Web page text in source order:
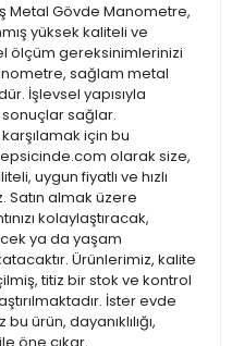
Metal Gövde Manometre,
yüksek kaliteli ve
ölçüm gereksinimlerinizi
sağlam metal
İşlevsel yapısıyla
sağlar.
için bu
olarak size,
uygun fiyatlı ve hızlı
almak üzere
kolaylaştıracak,
ya da yaşam
Ürünlerimiz, kalite
titiz bir stok ve kontrol
İster evde
ürün, dayanıklılığı,